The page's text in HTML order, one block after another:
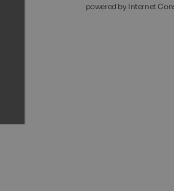
powered by Internet